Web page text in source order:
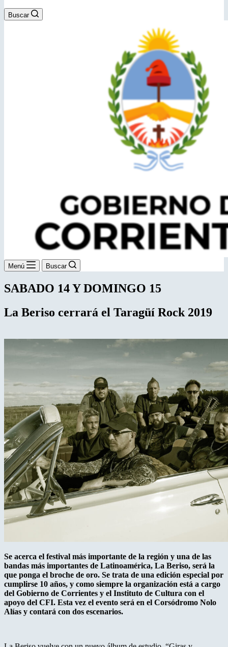
Buscar
Menú Buscar
SABADO 14 Y DOMINGO 15
La Beriso cerrará el Taragüí Rock 2019
Se acerca el festival más importante de la región y una de las
bandas más importantes de Latinoamérica, La Beriso, será la
que ponga el broche de oro. Se trata de una edición especial por
cumplirse 10 años, y como siempre la organización está a cargo
del Gobierno de Corrientes y el Instituto de Cultura con el
apoyo del CFI. Esta vez el evento será en el Corsódromo Nolo
Alías y contará con dos escenarios.